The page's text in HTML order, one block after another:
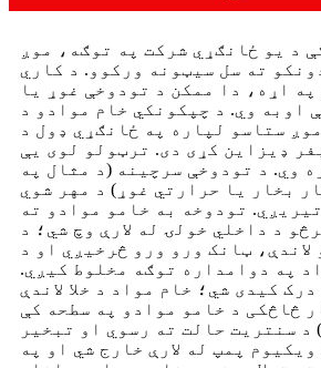
د یو ځانګړي شرکت په توګه، موږ
ته سل سیټونه ورکوو. د کاري
اړه، دا ممکن د تودوخې غوړ یا
اوبه وي. د چپکونکي خام موادو د
ستاسو لپاره په ځانګړي ډول د
ډیزاین کړی دی. ترټولو لوی یې
لیټره وي. د تودوخې سرچینه (د مثال په
بخار یا حرارتي غوړ) د مهر شوي
تودوخه به خامو موادو ته
د داخلي خولۍ له لارې وچ شي؛ د
لاندې، ټانک ورو ورو څرخیږي او د
په دوامداره توګه مخلوط کیږي.
کیدی شي؛ خام مواد د خلا لاندې
څاڅکی د خامو موادو په سطحه کې
د سنتریت حالت ته رسوي او تبخیر
پمپ له لارې خارج شي او په